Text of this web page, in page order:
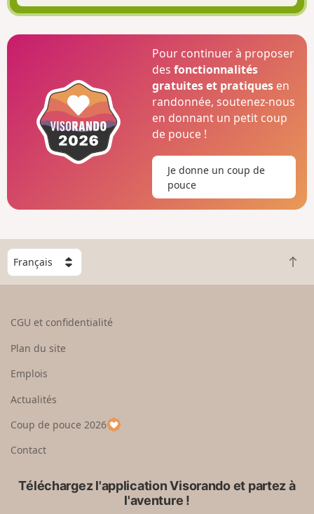
Pour continuer à proposer
desfonctionnalités
gratuites et pratiques en
randonnée, soutenez-nous
en donnant un petit coup
de pouce !
Je donne un coup de
pouce
C
h
o
e
u
p
a
R
e
CGU et confidentialité
Plan du site
Emplois
Actualités
Coup de pouce 2026
Contact
Téléchargez l'application Visorando et partez à
l'aventure !